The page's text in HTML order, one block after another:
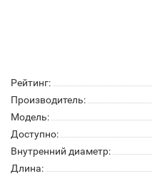
Рейтинг:
Производитель:
Модель:
Доступно:
Внутренний диаметр:
Длина: